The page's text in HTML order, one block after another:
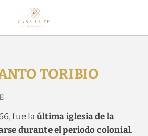
TORIBIO
fue laúltima iglesia de la
durante el periodo colonial.